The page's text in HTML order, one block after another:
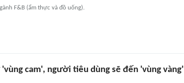
F&B (ẩm thực và đồ uống).
'vùng cam', người tiêu dùng sẽ đến 'vùng vàng'